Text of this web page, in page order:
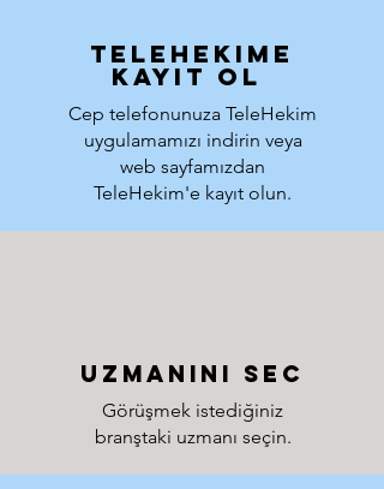
Telehekıme
kayıt ol
Cep telefonunuza TeleHekim
uygulamamızı indirin veya
web sayfamızdan
TeleHekim'e kayıt olun.
uzmanını sec
Görüşmek istediğiniz
branştaki uzmanı seçin.